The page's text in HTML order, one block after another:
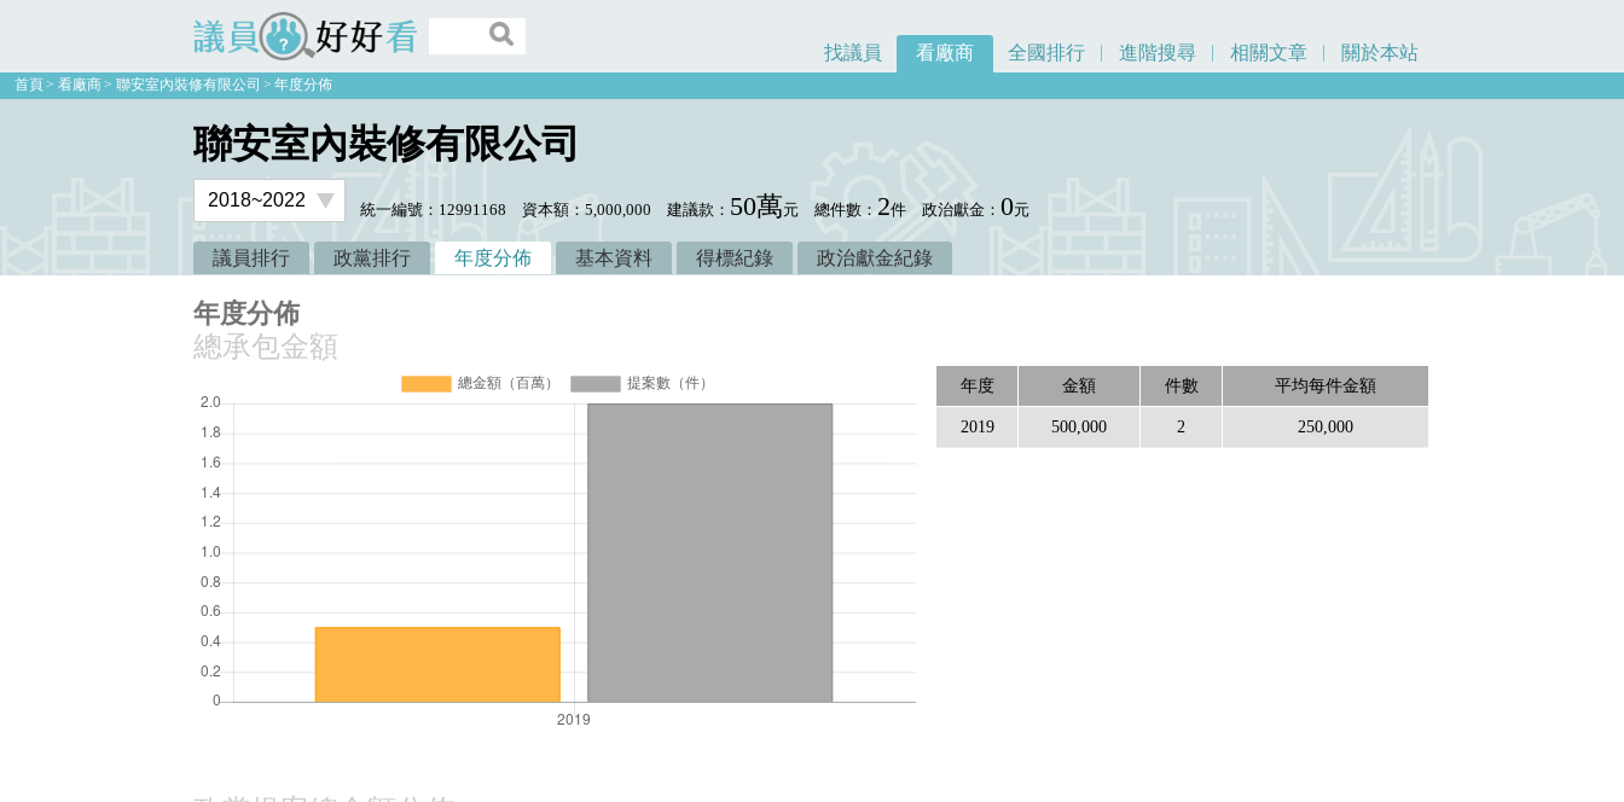
議員好好看
找議員 看廠商 全國排行 進階搜尋 相關文章 關於本站
首頁 看廠商 聯安室內裝修有限公司 年度分佈
聯安室內裝修有限公司
統一編號：12991168 資本額：5,000,000 建議款： 50萬元 總件數： 2件 政治獻金：0元
議員排行 政黨排行 年度分佈 基本資料 得標紀錄 政治獻金紀錄
年度分佈
總承包金額
年度 金額 件數 平均每件金額
2019 500,000 2 250,000